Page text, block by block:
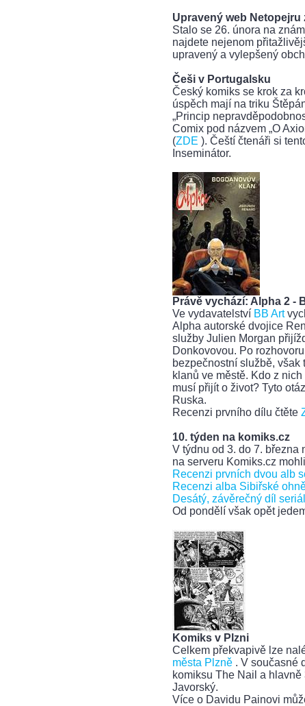
Upravený web
Stalo se 26. února na
najdete nejenom
upravený a vylepšený
Češi v Portugalsku
Český komiks se krok za
úspěch mají na triku
„Princip
Comix pod názvem „O
(ZDE ). Čeští čtenáři si
Inseminátor.
Právě vychází: Alpha 2 -
Ve vydavatelství BB Art
Alpha autorské dvojice
služby Julien Morgan
Donkovovou. Po
bezpečnostní službě,
klanů ve městě. Kdo z
musí přijít o život? Tyto
Ruska.
Recenzi prvního dílu čtěte
10. týden na komiks.cz
V týdnu od 3. do 7. března
na serveru Komiks.cz
Recenzi prvních dvou alb
Recenzi alba Sibiřské
Desátý, závěrečný díl
Od pondělí však opět
Komiks v Plzni
Celkem překvapivě lze
města Plzně . V současné
komiksu The Nail a
Javorský.
Více o Davidu Painovi